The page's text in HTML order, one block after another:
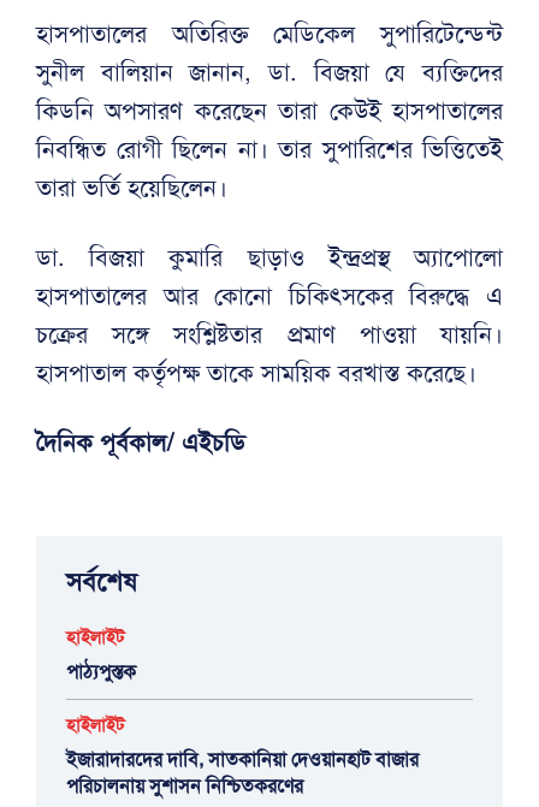
হাসপাতালের অতিরিক্ত মেডিকেল সুপারিটেন্ডেন্ট
সুনীল বালিয়ান জানান, ডা. বিজয়া যে ব্যক্তিদের
কিডনি অপসারণ করেছেন তারা কেউই হাসপাতালের
নিবন্ধিত রোগী ছিলেন না। তার সুপারিশের ভিত্তিতেই
তারা ভর্তি হয়েছিলেন।
ডা. বিজয়া কুমারি ছাড়াও ইন্দ্রপ্রস্থ অ্যাপোলো
হাসপাতালের আর কোনো চিকিৎসকের বিরুদ্ধে এ
চক্রের সঙ্গে সংশ্লিষ্টতার প্রমাণ পাওয়া যায়নি।
হাসপাতাল কর্তৃপক্ষ তাকে সাময়িক বরখাস্ত করেছে।
দৈনিক পূর্বকাল/ এইচডি
সর্বশেষ
হাইলাইট
পাঠ্যপুস্তক
হাইলাইট
ইজারাদারদের দাবি, সাতকানিয়া দেওয়ানহাট বাজার
পরিচালনায় সুশাসন নিশ্চিতকরণের